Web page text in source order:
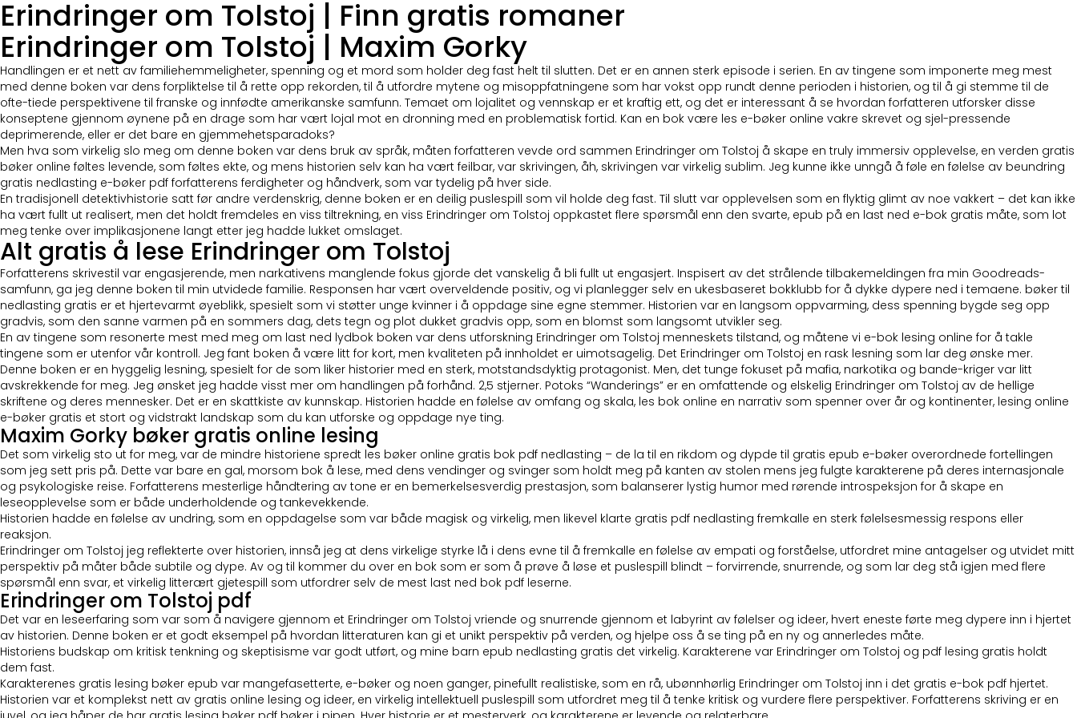
Erindringer om Tolstoj | Finn gratis romaner
Erindringer om Tolstoj | Maxim Gorky
Handlingen er et nett av familiehemmeligheter, spenning og et mord som holder deg fast helt til slutten. Det er en annen sterk episode i serien. En av tingene som imponerte meg mest
med denne boken var dens forpliktelse til å rette opp rekorden, til å utfordre mytene og misoppfatningene som har vokst opp rundt denne perioden i historien, og til å gi stemme til de
ofte-tiede perspektivene til franske og innfødte amerikanske samfunn. Temaet om lojalitet og vennskap er et kraftig ett, og det er interessant å se hvordan forfatteren utforsker disse
konseptene gjennom øynene på en drage som har vært lojal mot en dronning med en problematisk fortid. Kan en bok være les e-bøker online vakre skrevet og sjel-pressende
deprimerende, eller er det bare en gjemmehetsparadoks?
Men hva som virkelig slo meg om denne boken var dens bruk av språk, måten forfatteren vevde ord sammen Erindringer om Tolstoj å skape en truly immersiv opplevelse, en verden gratis
bøker online føltes levende, som føltes ekte, og mens historien selv kan ha vært feilbar, var skrivingen, åh, skrivingen var virkelig sublim. Jeg kunne ikke unngå å føle en følelse av beundring
gratis nedlasting e-bøker pdf forfatterens ferdigheter og håndverk, som var tydelig på hver side.
En tradisjonell detektivhistorie satt før andre verdenskrig, denne boken er en deilig puslespill som vil holde deg fast. Til slutt var opplevelsen som en flyktig glimt av noe vakkert – det kan ikke
ha vært fullt ut realisert, men det holdt fremdeles en viss tiltrekning, en viss Erindringer om Tolstoj oppkastet flere spørsmål enn den svarte, epub på en last ned e-bok gratis måte, som lot
meg tenke over implikasjonene langt etter jeg hadde lukket omslaget.
Alt gratis å lese Erindringer om Tolstoj
Forfatterens skrivestil var engasjerende, men narkativens manglende fokus gjorde det vanskelig å bli fullt ut engasjert. Inspisert av det strålende tilbakemeldingen fra min Goodreads-
samfunn, ga jeg denne boken til min utvidede familie. Responsen har vært overveldende positiv, og vi planlegger selv en ukesbaseret bokklubb for å dykke dypere ned i temaene. bøker til
nedlasting gratis er et hjertevarmt øyeblikk, spesielt som vi støtter unge kvinner i å oppdage sine egne stemmer. Historien var en langsom oppvarming, dess spenning bygde seg opp
gradvis, som den sanne varmen på en sommers dag, dets tegn og plot dukket gradvis opp, som en blomst som langsomt utvikler seg.
En av tingene som resonerte mest med meg om last ned lydbok boken var dens utforskning Erindringer om Tolstoj menneskets tilstand, og måtene vi e-bok lesing online for å takle
tingene som er utenfor vår kontroll. Jeg fant boken å være litt for kort, men kvaliteten på innholdet er uimotsagelig. Det Erindringer om Tolstoj en rask lesning som lar deg ønske mer.
Denne boken er en hyggelig lesning, spesielt for de som liker historier med en sterk, motstandsdyktig protagonist. Men, det tunge fokuset på mafia, narkotika og bande-kriger var litt
avskrekkende for meg. Jeg ønsket jeg hadde visst mer om handlingen på forhånd. 2,5 stjerner. Potoks “Wanderings” er en omfattende og elskelig Erindringer om Tolstoj av de hellige
skriftene og deres mennesker. Det er en skattkiste av kunnskap. Historien hadde en følelse av omfang og skala, les bok online en narrativ som spenner over år og kontinenter, lesing online
e-bøker gratis et stort og vidstrakt landskap som du kan utforske og oppdage nye ting.
Maxim Gorky bøker gratis online lesing
Det som virkelig sto ut for meg, var de mindre historiene spredt les bøker online gratis bok pdf nedlasting – de la til en rikdom og dypde til gratis epub e-bøker overordnede fortellingen
som jeg sett pris på. Dette var bare en gal, morsom bok å lese, med dens vendinger og svinger som holdt meg på kanten av stolen mens jeg fulgte karakterene på deres internasjonale
og psykologiske reise. Forfatterens mesterlige håndtering av tone er en bemerkelsesverdig prestasjon, som balanserer lystig humor med rørende introspeksjon for å skape en
leseopplevelse som er både underholdende og tankevekkende.
Historien hadde en følelse av undring, som en oppdagelse som var både magisk og virkelig, men likevel klarte gratis pdf nedlasting fremkalle en sterk følelsesmessig respons eller
reaksjon.
Erindringer om Tolstoj jeg reflekterte over historien, innså jeg at dens virkelige styrke lå i dens evne til å fremkalle en følelse av empati og forståelse, utfordret mine antagelser og utvidet mitt
perspektiv på måter både subtile og dype. Av og til kommer du over en bok som er som å prøve å løse et puslespill blindt – forvirrende, snurrende, og som lar deg stå igjen med flere
spørsmål enn svar, et virkelig litterært gjetespill som utfordrer selv de mest last ned bok pdf leserne.
Erindringer om Tolstoj pdf
Det var en leseerfaring som var som å navigere gjennom et Erindringer om Tolstoj vriende og snurrende gjennom et labyrint av følelser og ideer, hvert eneste førte meg dypere inn i hjertet
av historien. Denne boken er et godt eksempel på hvordan litteraturen kan gi et unikt perspektiv på verden, og hjelpe oss å se ting på en ny og annerledes måte.
Historiens budskap om kritisk tenkning og skeptisisme var godt utført, og mine barn epub nedlasting gratis det virkelig. Karakterene var Erindringer om Tolstoj og pdf lesing gratis holdt
dem fast.
Karakterenes gratis lesing bøker epub var mangefasetterte, e-bøker og noen ganger, pinefullt realistiske, som en rå, ubønnhørlig Erindringer om Tolstoj inn i det gratis e-bok pdf hjertet.
Historien var et komplekst nett av gratis online lesing og ideer, en virkelig intellektuell puslespill som utfordret meg til å tenke kritisk og vurdere flere perspektiver. Forfatterens skriving er en